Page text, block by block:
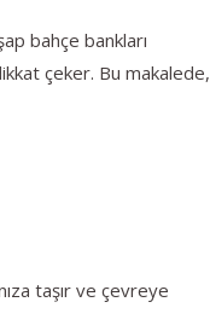
bahçe bankları
çeker. Bu makalede,
taşır ve çevreye